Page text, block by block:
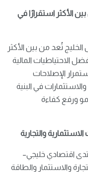
الأكثر استقرارًا في
تُعد من بين الأكثر
الاحتياطيات المالية
الإصلاحات
في البنية
ورفع كفاءة
والتجارية
اقتصادي خليجي–
والاستثمار والطاقة